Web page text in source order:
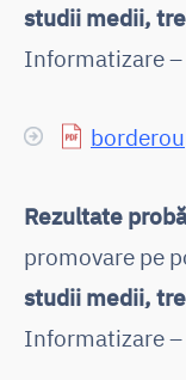
studii medii,
Informatizare –
borderou
Rezultate
promovare pe
studii medii,
Informatizare –